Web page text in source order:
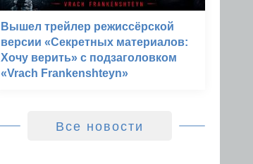
Вышел трейлер режиссёрской
версии «Секретных материалов:
Хочу верить» с подзаголовком
«Vrach Frankenshteyn»
Все новости